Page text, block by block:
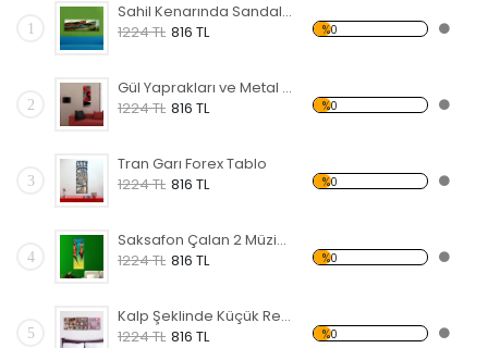
1
Sahil Kenarında Sandal Forex Tablo
1224 TL 816 TL %0
2
Gül Yaprakları ve Metal Forex Tablo
1224 TL 816 TL %0
3
Tran Garı Forex Tablo
1224 TL 816 TL %0
4
Saksafon Çalan 2 Müzisyen Forex Tablo
1224 TL 816 TL %0
5
Kalp Şeklinde Küçük Resimler Forex Tablo
1224 TL 816 TL %0